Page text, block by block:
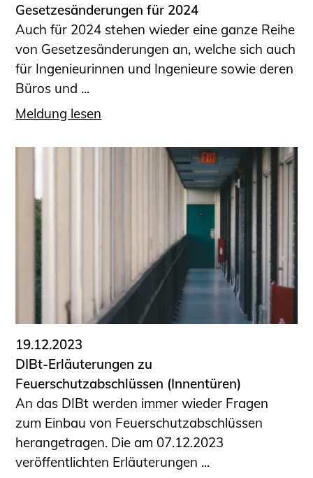
Gesetzesänderungen für 2024
Auch für 2024 stehen wieder eine ganze Reihe
von Gesetzesänderungen an, welche sich auch
für Ingenieurinnen und Ingenieure sowie deren
Büros und ...
Meldung lesen
19.12.2023
DIBt-Erläuterungen zu
Feuerschutzabschlüssen (Innentüren)
An das DIBt werden immer wieder Fragen
zum Einbau von Feuerschutzabschlüssen
herangetragen. Die am 07.12.2023
veröffentlichten Erläuterungen ...